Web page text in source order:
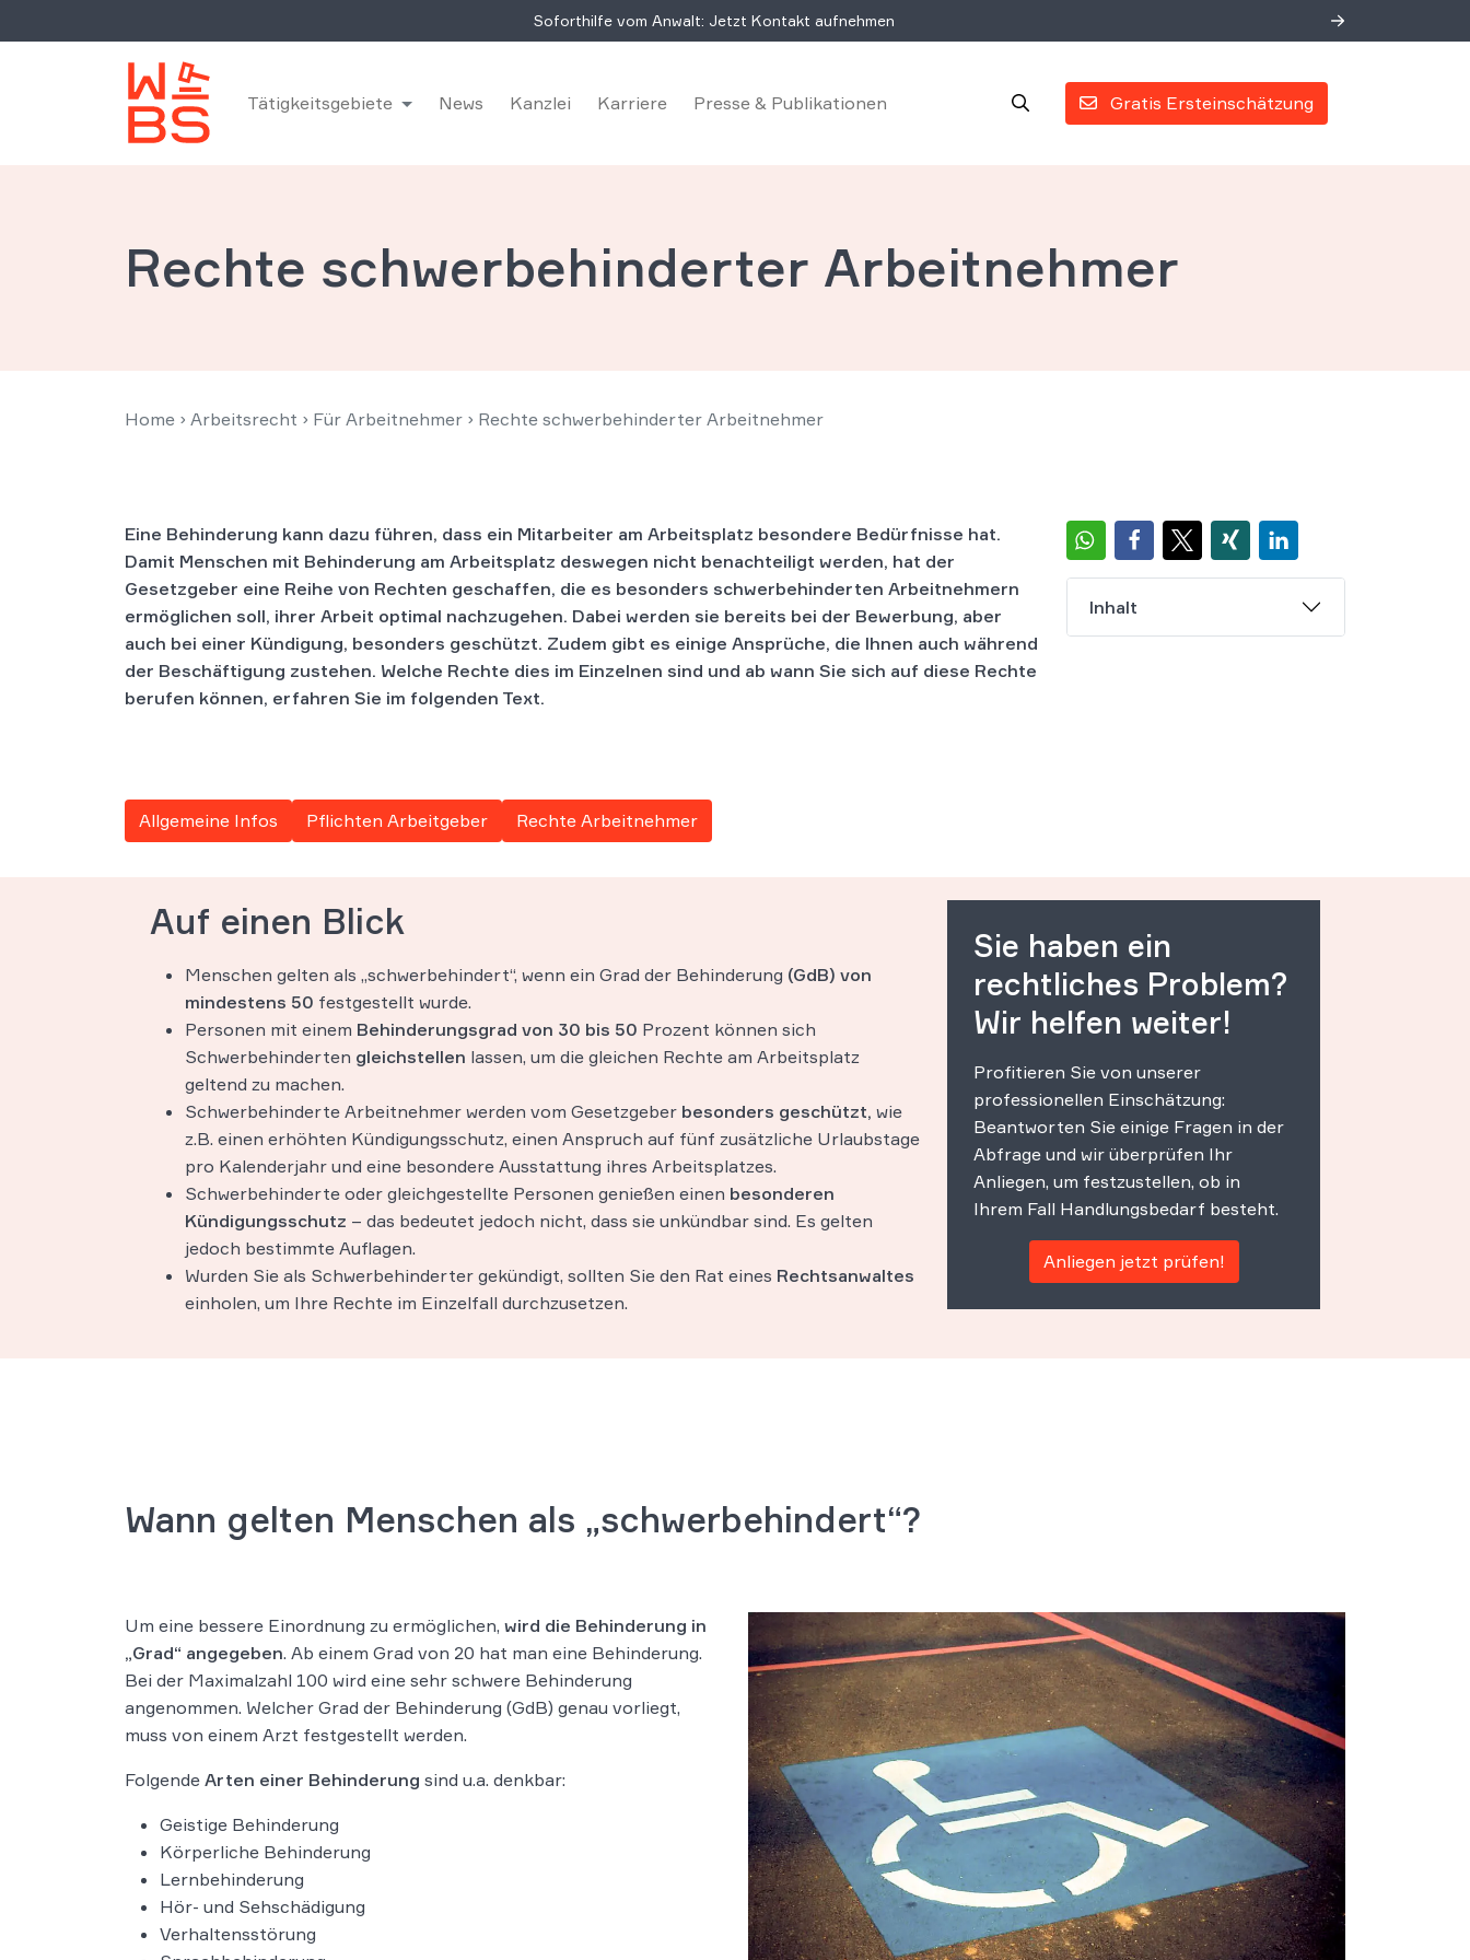
Soforthilfe vom Anwalt: Jetzt Kontakt aufnehmen
Gratis Ersteinschätzung
Tätigkeitsgebiete News Kanzlei Karriere Presse & Publikationen
Rechte schwerbehinderter Arbeitnehmer
Home › Arbeitsrecht › Für Arbeitnehmer › Rechte schwerbehinderter Arbeitnehmer
Inhalt
Eine Behinderung kann dazu führen, dass ein Mitarbeiter am Arbeitsplatz besondere Bedürfnisse hat.
Damit Menschen mit Behinderung am Arbeitsplatz deswegen nicht benachteiligt werden, hat der
Gesetzgeber eine Reihe von Rechten geschaffen, die es besonders schwerbehinderten Arbeitnehmern
ermöglichen soll, ihrer Arbeit optimal nachzugehen. Dabei werden sie bereits bei der Bewerbung, aber
auch bei einer Kündigung, besonders geschützt. Zudem gibt es einige Ansprüche, die Ihnen auch während
der Beschäftigung zustehen. Welche Rechte dies im Einzelnen sind und ab wann Sie sich auf diese Rechte
berufen können, erfahren Sie im folgenden Text.
Allgemeine Infos Pflichten Arbeitgeber Rechte Arbeitnehmer
Auf einen Blick
Menschen gelten als „schwerbehindert“, wenn ein Grad der Behinderung (GdB) von
mindestens 50 festgestellt wurde.
Personen mit einem Behinderungsgrad von 30 bis 50 Prozent können sich
Schwerbehinderten gleichstellen lassen, um die gleichen Rechte am Arbeitsplatz
geltend zu machen.
Schwerbehinderte Arbeitnehmer werden vom Gesetzgeber besonders geschützt, wie
z.B. einen erhöhten Kündigungsschutz, einen Anspruch auf fünf zusätzliche Urlaubstage
pro Kalenderjahr und eine besondere Ausstattung ihres Arbeitsplatzes.
Schwerbehinderte oder gleichgestellte Personen genießen einen besonderen
Kündigungsschutz – das bedeutet jedoch nicht, dass sie unkündbar sind. Es gelten
jedoch bestimmte Auflagen.
Wurden Sie als Schwerbehinderter gekündigt, sollten Sie den Rat eines Rechtsanwaltes
einholen, um Ihre Rechte im Einzelfall durchzusetzen.
Sie haben ein
rechtliches Problem?
Wir helfen weiter!
Profitieren Sie von unserer
professionellen Einschätzung:
Beantworten Sie einige Fragen in der
Abfrage und wir überprüfen Ihr
Anliegen, um festzustellen, ob in
Ihrem Fall Handlungsbedarf besteht.
Anliegen jetzt prüfen!
Wann gelten Menschen als „schwerbehindert“?
Um eine bessere Einordnung zu ermöglichen, wird die Behinderung in
„Grad“ angegeben. Ab einem Grad von 20 hat man eine Behinderung.
Bei der Maximalzahl 100 wird eine sehr schwere Behinderung
angenommen. Welcher Grad der Behinderung (GdB) genau vorliegt,
muss von einem Arzt festgestellt werden.
Folgende Arten einer Behinderung sind u.a. denkbar:
Geistige Behinderung
Körperliche Behinderung
Lernbehinderung
Hör- und Sehschädigung
Verhaltensstörung